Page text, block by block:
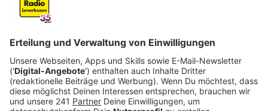
Anzeige
Die Autobahn GmbH hatte diese Woche das Ergebnis
eines Lärmschutzgutachtens veröffentlicht, das
eigentlich am Montag bei einem Termin mit
Leverkusens Oberbürgermeister Richrath und dem